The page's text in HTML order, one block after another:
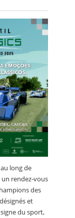
long de
un rendez-vous
des
et
du sport,